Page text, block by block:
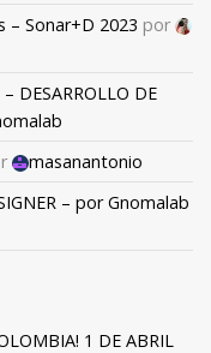
– Sonar+D 2023 por
DESARROLLO DE
masanantonio
– por Gnomalab
1 DE ABRIL